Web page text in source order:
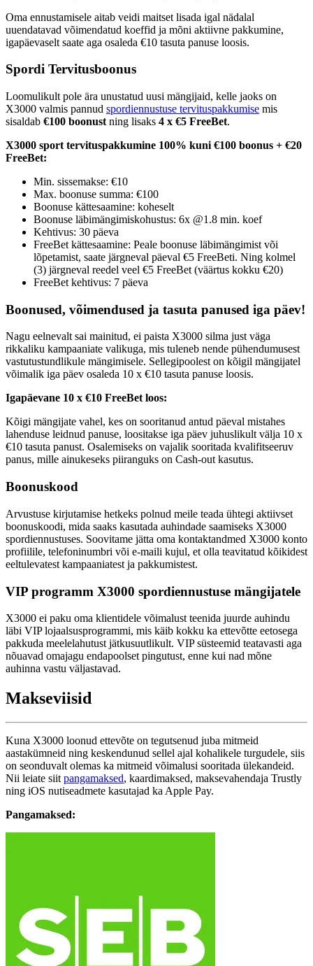
Oma ennustamisele aitab veidi maitset lisada igal nädalal
uuendatavad võimendatud koeffid ja mõni aktiivne pakkumine,
igapäevaselt saate aga osaleda €10 tasuta panuse loosis.
Spordi Tervitusboonus
Loomulikult pole ära unustatud uusi mängijaid, kelle jaoks on
X3000 valmis pannud spordiennustuse tervituspakkumise mis
sisaldab €100 boonust ning lisaks 4 x €5 FreeBet.
X3000 sport tervituspakkumine 100% kuni €100 boonus + €20
FreeBet:
Min. sissemakse: €10
Max. boonuse summa: €100
Boonuse kättesaamine: koheselt
Boonuse läbimängimiskohustus: 6x @1.8 min. koef
Kehtivus: 30 päeva
FreeBet kättesaamine: Peale boonuse läbimängimist või
lõpetamist, saate järgneval päeval €5 FreeBeti. Ning kolmel
(3) järgneval reedel veel €5 FreeBet (väärtus kokku €20)
FreeBet kehtivus: 7 päeva
Boonused, võimendused ja tasuta panused iga päev!
Nagu eelnevalt sai mainitud, ei paista X3000 silma just väga
rikkaliku kampaaniate valikuga, mis tuleneb nende pühendumusest
vastutustundlikule mängimisele. Sellegipoolest on kõigil mängijatel
võimalik iga päev osaleda 10 x €10 tasuta panuse loosis.
Igapäevane 10 x €10 FreeBet loos:
Kõigi mängijate vahel, kes on sooritanud antud päeval mistahes
lahenduse leidnud panuse, loositakse iga päev juhuslikult välja 10 x
€10 tasuta panust. Osalemiseks on vajalik sooritada kvalifitseeruv
panus, mille ainukeseks piiranguks on Cash-out kasutus.
Boonuskood
Arvustuse kirjutamise hetkeks polnud meile teada ühtegi aktiivset
boonuskoodi, mida saaks kasutada auhindade saamiseks X3000
spordiennustuses. Soovitame jätta oma kontaktandmed X3000 konto
profiilile, telefoninumbri või e-maili kujul, et olla teavitatud kõikidest
eeltulevatest kampaaniatest ja pakkumistest.
VIP programm X3000 spordiennustuse mängijatele
X3000 ei paku oma klientidele võimalust teenida juurde auhindu
läbi VIP lojaalsusprogrammi, mis käib kokku ka ettevõtte eetosega
pakkuda meelelahutust jätkusuutlikult. VIP süsteemid teatavasti aga
nõuavad omajagu endapoolset pingutust, enne kui nad mõne
auhinna vastu väljastavad.
Makseviisid
Kuna X3000 loonud ettevõte on tegutsenud juba mitmeid
aastakümneid ning keskendunud sellel ajal kohalikele turgudele, siis
on seonduvalt olemas ka mitmeid võimalusi sooritada ülekandeid.
Nii leiate siit pangamaksed, kaardimaksed, maksevahendaja Trustly
ning iOS nutiseadmete kasutajad ka Apple Pay.
Pangamaksed: